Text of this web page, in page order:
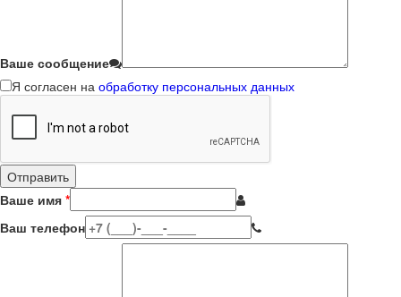
Ваше сообщение
Я согласен на обработку персональных данных
Ваше имя *
Ваш телефон